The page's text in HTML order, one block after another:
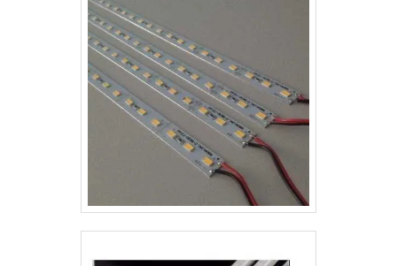
saídas de emergência e até mesmo
equipamentos de combate a incêndio, p.